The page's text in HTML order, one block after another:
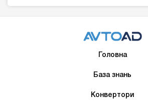
Головна
База знань
Конвертори